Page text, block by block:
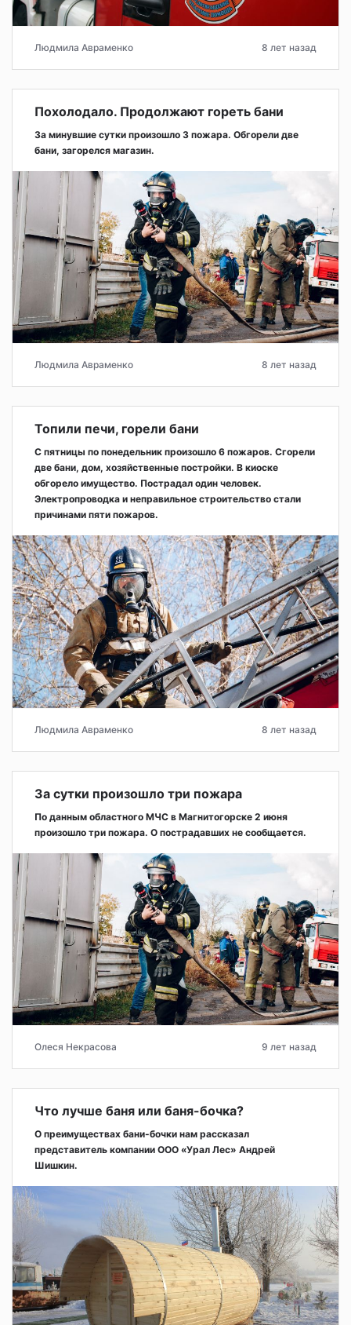
Людмила Авраменко 8 лет назад
Похолодало. Продолжают гореть бани
За минувшие сутки произошло 3 пожара. Обгорели две
бани, загорелся магазин.
Людмила Авраменко 8 лет назад
Топили печи, горели бани
С пятницы по понедельник произошло 6 пожаров. Сгорели
две бани, дом, хозяйственные постройки. В киоске
обгорело имущество. Пострадал один человек.
Электропроводка и неправильное строительство стали
причинами пяти пожаров.
Людмила Авраменко 8 лет назад
За сутки произошло три пожара
По данным областного МЧС в Магнитогорске 2 июня
произошло три пожара. О пострадавших не сообщается.
Олеся Некрасова 9 лет назад
Что лучше баня или баня-бочка?
О преимуществах бани-бочки нам рассказал
представитель компании ООО «Урал Лес» Андрей
Шишкин.